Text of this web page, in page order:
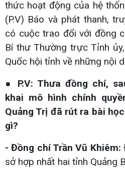
thức hoạt động của hệ
(P.V) Báo và phát thanh,
có cuộc trao đổi với đồng
Bí thư Thường trực Tỉnh
Quốc hội tỉnh về những nội
● P.V: Thưa đồng chí,
khai mô hình chính
Quảng Trị đã rút ra bài
gì?
- Đồng chí Trần Vũ Khiêm:
sở hợp nhất hai tỉnh Quảng